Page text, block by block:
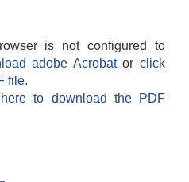
is not configured to
adobe Acrobatorclick
file.
to download the PDF